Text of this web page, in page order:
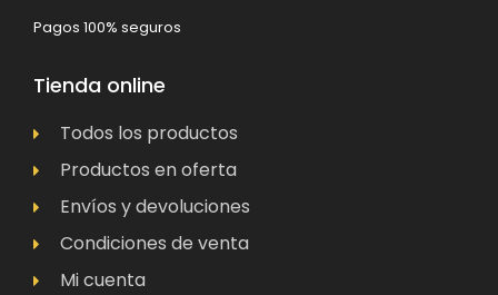
Pagos 100% seguros
Tienda online
Todos los productos
Productos en oferta
Envíos y devoluciones
Condiciones de venta
Mi cuenta